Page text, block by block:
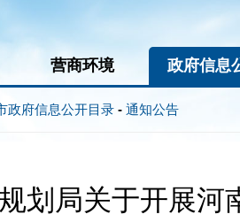
营商环境 政府信息
政府信息公开目录 - 通知公告
划局关于开展